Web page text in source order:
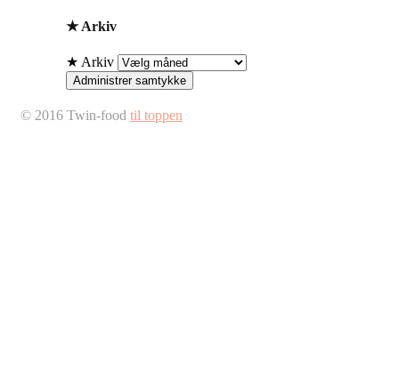
★ Arkiv
★ Arkiv
Administrer samtykke
© 2016 Twin-food til toppen